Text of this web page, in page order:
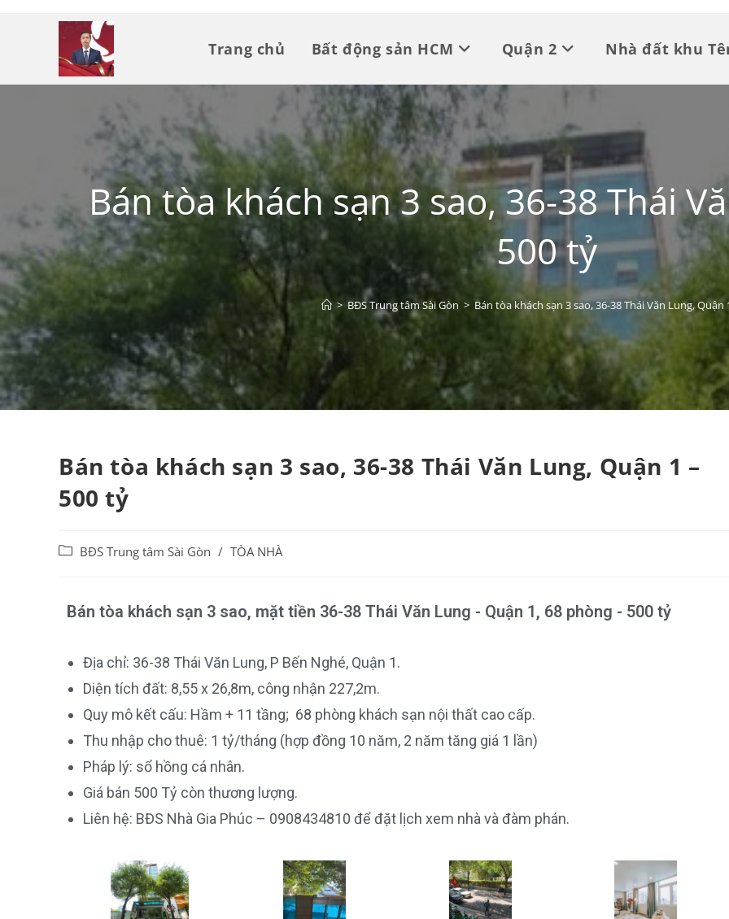
Trang chủ Bất động sản HCM Quận 2 Nhà đất khu
Bán tòa khách sạn 3 sao, 36-38 Thái
500 tỷ
> BĐS Trung tâm Sài Gòn > Bán tòa khách sạn 3 sao, 36-38 Thái Văn Lung, Quận
Bán tòa khách sạn 3 sao, 36-38 Thái Văn Lung, Quận 1 –
500 tỷ
BĐS Trung tâm Sài Gòn / TÒA NHÀ
Bán tòa khách sạn 3 sao, mặt tiền 36-38 Thái Văn Lung - Quận 1, 68 phòng - 500 tỷ
Địa chỉ: 36-38 Thái Văn Lung, P Bến Nghé, Quận 1.
Diện tích đất: 8,55 x 26,8m, công nhận 227,2m.
Quy mô kết cấu: Hầm + 11 tầng; 68 phòng khách sạn nội thất cao cấp.
Thu nhập cho thuê: 1 tỷ/tháng (hợp đồng 10 năm, 2 năm tăng giá 1 lần)
Pháp lý: sổ hồng cá nhân.
Giá bán 500 Tỷ còn thương lượng.
Liên hệ: BĐS Nhà Gia Phúc – 0908434810 để đặt lịch xem nhà và đàm phán.